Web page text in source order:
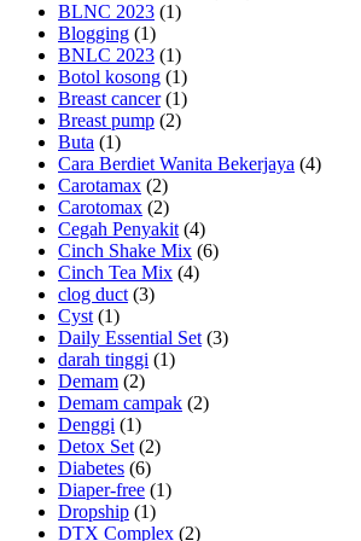
BLNC 2023 (1)
Blogging (1)
BNLC 2023 (1)
Botol kosong (1)
Breast cancer(1)
Breast pump (2)
Buta (1)
Cara Berdiet Wanita Bekerjaya (4)
Carotamax (2)
Carotomax (2)
Cegah Penyakit (4)
Cinch Shake Mix (6)
Cinch Tea Mix (4)
clog duct (3)
Cyst (1)
Daily Essential Set (3)
darah tinggi (1)
Demam (2)
Demam campak (2)
Denggi (1)
Detox Set (2)
Diabetes (6)
Diaper-free (1)
Dropship (1)
DTX Complex (2)